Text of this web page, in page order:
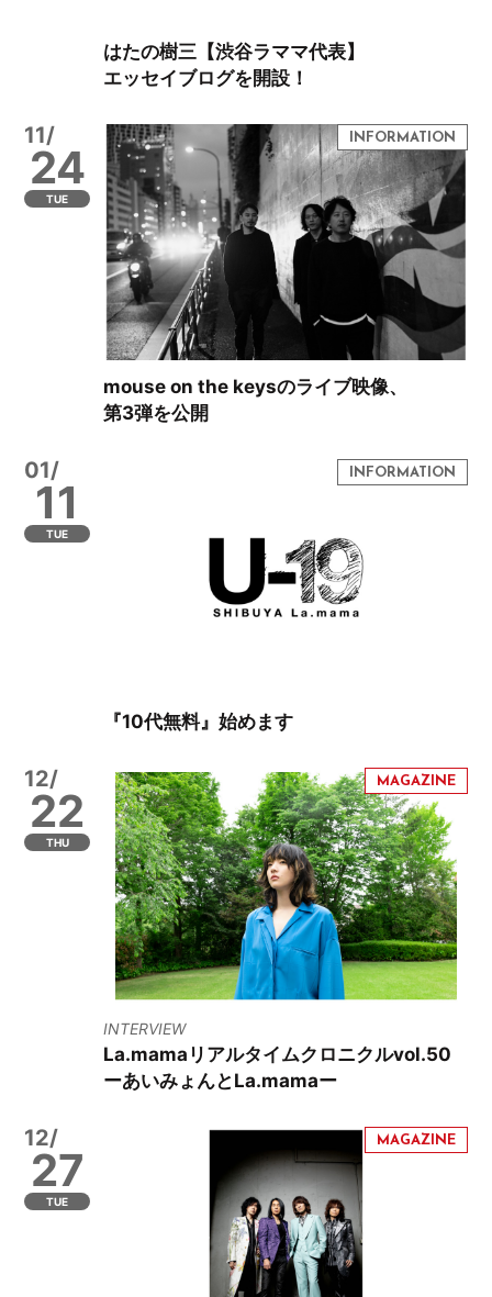
はたの樹三【渋谷ラママ代表】
エッセイブログを開設！
11/
24
TUE
mouse on the keysのライブ映像、
第3弾を公開
01/
11
TUE
『10代無料』始めます
12/
22
THU
INTERVIEW
La.mamaリアルタイムクロニクルvol.50
ーあいみょんとLa.mamaー
12/
27
TUE